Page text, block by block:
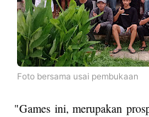
Foto bersama usai pembukaan
"Games ini, merupakan